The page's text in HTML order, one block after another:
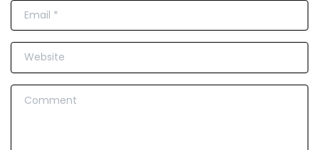
Email*
Website
Comment